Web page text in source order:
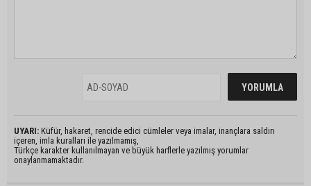
UYARI: Küfür, hakaret, rencide edici cümleler veya imalar, inançlara saldırı
içeren, imla kuralları ile yazılmamış,
Türkçe karakter kullanılmayan ve büyük harflerle yazılmış yorumlar
onaylanmamaktadır.